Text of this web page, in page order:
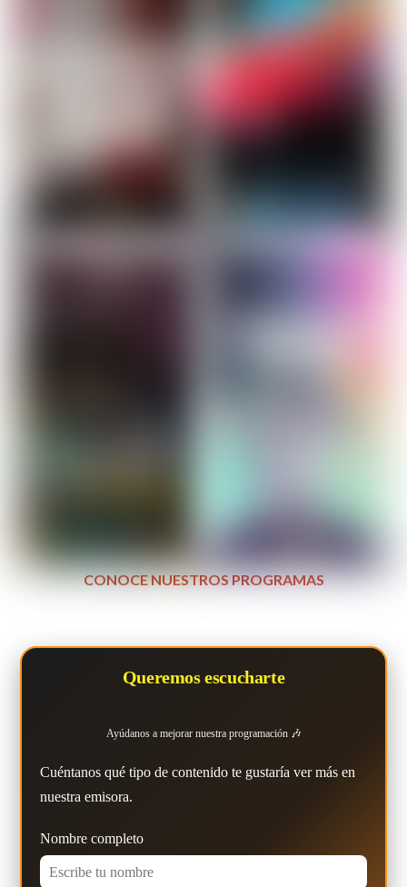
CONOCE NUESTROS PROGRAMAS
Queremos escucharte
Ayúdanos a mejorar nuestra programación 🎶
Cuéntanos qué tipo de contenido te gustaría ver más en
nuestra emisora.
Nombre completo